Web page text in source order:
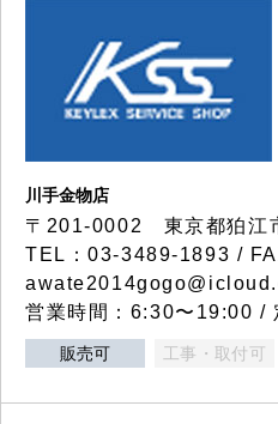
川手金物店
〒201-0002 東京都狛江
TEL：03-3489-1893 /
営業時間：6:30〜19:00 /
販売可 工事・取付可